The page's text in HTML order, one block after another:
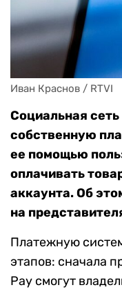
Иван Краснов / RTVI
Социальная
собственную
ее помощью
оплачивать
аккаунта. Об
на
Платежную
этапов: сначала
Pay смогут